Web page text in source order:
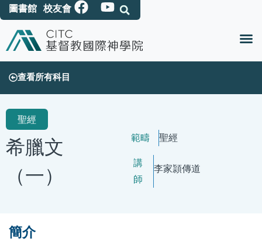
圖書館 校友會
查看所有科目
聖經
希臘文
（一）
範疇 聖經
講
師
李家頴傳道
簡介